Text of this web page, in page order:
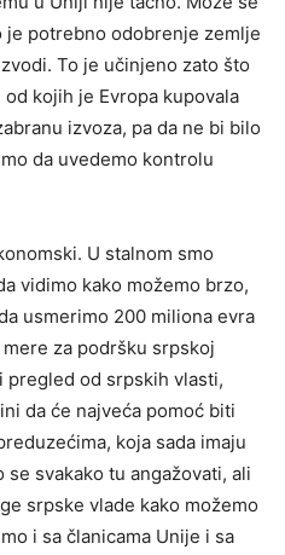
je potrebno odobrenje zemlje
To je učinjeno zato što
kojih je Evropa kupovala
izvoza, pa da ne bi bilo
da uvedemo kontrolu
U stalnom smo
vidimo kako možemo brzo,
usmerimo 200 miliona evra
za podršku srpskoj
od srpskih vlasti,
da će najveća pomoć biti
koja sada imaju
svakako tu angažovati, ali
srpske vlade kako možemo
i sa članicama Unije i sa